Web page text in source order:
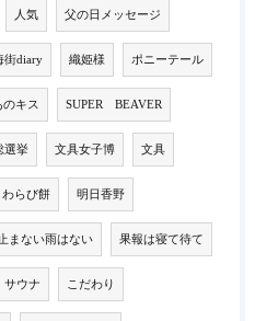
人気 父の日メッセージ
街diary 織姫様 ポニーテール
のキス SUPER BEAVER
選挙 文具女子博 文具
わらび餅 明日香野
止まない雨はない 果報は寝て待て
サウナ こだわり